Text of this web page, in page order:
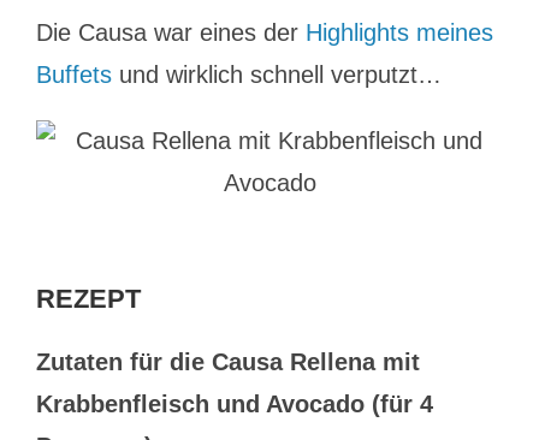
Die Causa war eines der Highlights meines
Buffetsund wirklich schnell verputzt…
REZEPT
Zutaten für die Causa Rellena mit
Krabbenfleisch und Avocado (für 4